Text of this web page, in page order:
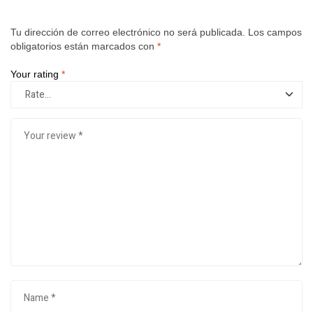
Tu dirección de correo electrónico no será publicada.
Los campos
obligatorios están marcados con *
Your rating *